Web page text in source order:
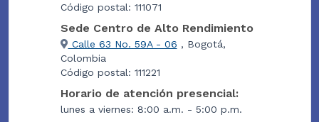
Código postal: 111071
Sede Centro de Alto Rendimiento
Calle 63 No. 59A - 06 , Bogotá,
Colombia
Código postal: 111221
Horario de atención presencial:
lunes a viernes: 8:00 a.m. - 5:00 p.m.